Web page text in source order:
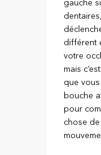
gauche
différent
votre
mais
que
bouche
pour
chose